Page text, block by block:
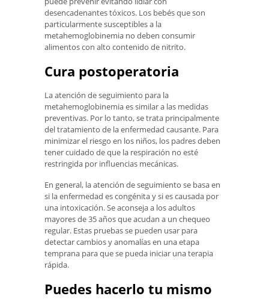
desencadenantes tóxicos. Los bebés que son
particularmente susceptibles a la
metahemoglobinemia no deben consumir
alimentos con alto contenido de nitrito.
Cura postoperatoria
La atención de seguimiento para la
metahemoglobinemia es similar a las medidas
preventivas. Por lo tanto, se trata principalmente
del tratamiento de la enfermedad causante. Para
minimizar el riesgo en los niños, los padres deben
tener cuidado de que la respiración no esté
restringida por influencias mecánicas.
En general, la atención de seguimiento se basa en
si la enfermedad es congénita y si es causada por
una intoxicación. Se aconseja a los adultos
mayores de 35 años que acudan a un chequeo
regular. Estas pruebas se pueden usar para
detectar cambios y anomalías en una etapa
temprana para que se pueda iniciar una terapia
rápida.
Puedes hacerlo tu mismo